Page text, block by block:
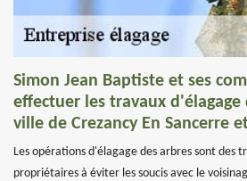
Simon Jean Baptiste et ses
effectuer les travaux d'élagage
ville de Crezancy En Sancerre
Les opérations d'élagage des arbres sont des
propriétaires à éviter les soucis avec le